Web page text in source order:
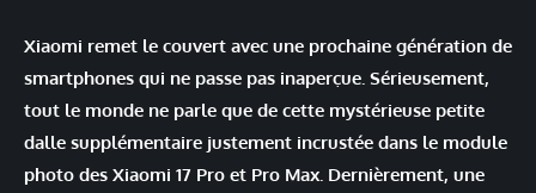
Xiaomi remet le couvert avec une prochaine génération de
smartphones qui ne passe pas inaperçue. Sérieusement,
tout le monde ne parle que de cette mystérieuse petite
dalle supplémentaire justement incrustée dans le module
photo des Xiaomi 17 Pro et Pro Max. Dernièrement, une